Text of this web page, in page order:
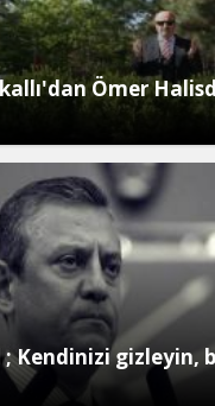
Ömer
; Kendinizi gizleyin,